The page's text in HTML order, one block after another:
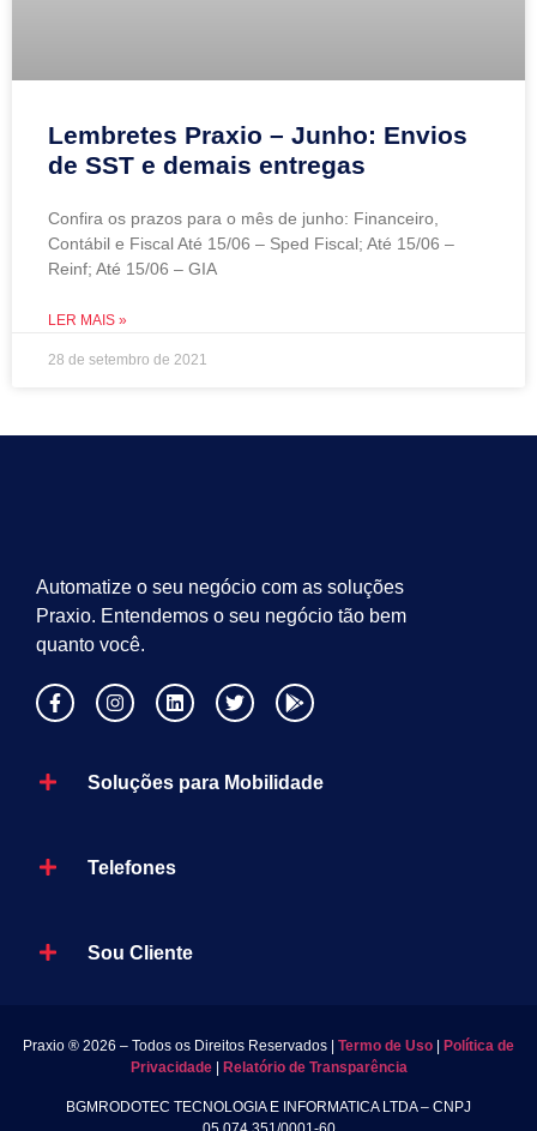
Lembretes Praxio – Junho: Envios
de SST e demais entregas
Confira os prazos para o mês de junho: Financeiro,
Contábil e Fiscal Até 15/06 – Sped Fiscal; Até 15/06 –
Reinf; Até 15/06 – GIA
LER MAIS »
28 de setembro de 2021
Automatize o seu negócio com as soluções
Praxio. Entendemos o seu negócio tão bem
quanto você.
Soluções para Mobilidade
Telefones
Sou Cliente
Praxio ® 2026 – Todos os Direitos Reservados | Termo de Uso
Política de
Privacidade| Relatório de Transparência
BGMRODOTEC TECNOLOGIA E INFORMATICA LTDA – CNPJ